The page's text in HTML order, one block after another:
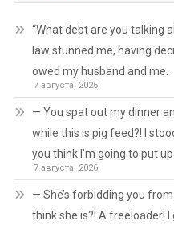
“What debt are you talking
law stunned me, having
owed my husband and me.
7 августа, 2026
— You spat out my dinner
while this is pig feed?! I
you think I’m going to put up
7 августа, 2026
— She’s forbidding you
think she is?! A freeloader!